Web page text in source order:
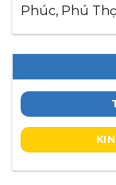
Phúc, Phú